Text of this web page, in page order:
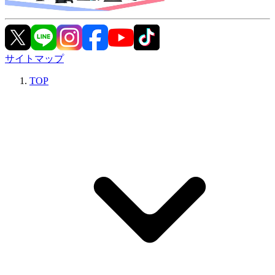
サイトマップ
TOP